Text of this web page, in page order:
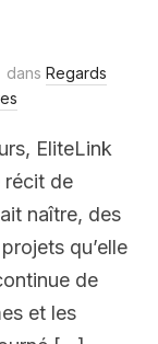
dans Regards
EliteLink
récit de
naître, des
qu’elle
de
et les